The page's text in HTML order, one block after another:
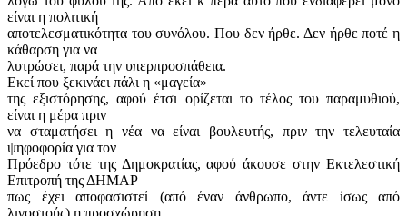
είναι η πολιτική
αποτελεσματικότητα του συνόλου. Που δεν ήρθε. Δεν ήρθε ποτέ η
κάθαρση για να
λυτρώσει, παρά την υπερπροσπάθεια.
Εκεί που ξεκινάει πάλι η «μαγεία»
της εξιστόρησης, αφού έτσι ορίζεται το τέλος του παραμυθιού,
είναι η μέρα πριν
να σταματήσει η νέα να είναι βουλευτής, πριν την τελευταία
ψηφοφορία για τον
Πρόεδρο τότε της Δημοκρατίας, αφού άκουσε στην Εκτελεστική
Επιτροπή της ΔΗΜΑΡ
πως έχει αποφασιστεί (από έναν άνθρωπο, άντε ίσως από
λιγοστούς) η προσχώρηση